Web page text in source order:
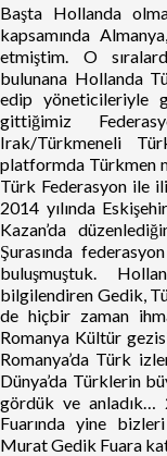
Başta Hollanda
kapsamında
etmiştim. O
bulunana Hollanda
edip yöneticileriyle
gittiğimiz
Irak/Türkmeneli
platformda Türkmen
Türk Federasyon ile
2014 yılında
Kazan’da
Şurasında
buluşmuştuk.
bilgilendiren Gedik,
de hiçbir zaman
Romanya Kültür
Romanya’da Türk
Dünya’da Türklerin
gördük ve anladık…
Fuarında yine
Murat Gedik Fuara